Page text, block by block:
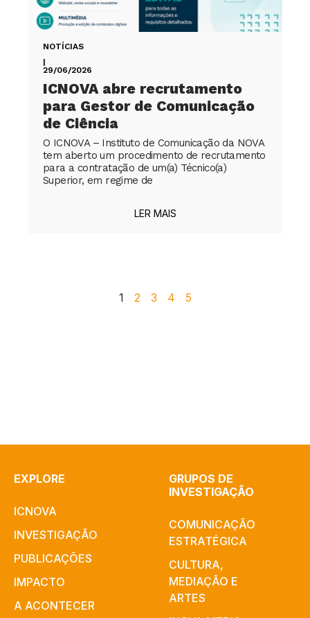
NOTÍCIAS
|
29/06/2026
ICNOVA abre recrutamento
para Gestor de Comunicação
de Ciência
O ICNOVA – Instituto de Comunicação da NOVA
tem aberto um procedimento de recrutamento
para a contratação de um(a) Técnico(a)
Superior, em regime de
LER MAIS
1 2 3 4 5
EXPLORE
ICNOVA
INVESTIGAÇÃO
PUBLICAÇÕES
IMPACTO
A ACONTECER
GRUPOS DE
INVESTIGAÇÃO
COMUNICAÇÃO
ESTRATÉGICA
CULTURA,
MEDIAÇÃO E
ARTES​